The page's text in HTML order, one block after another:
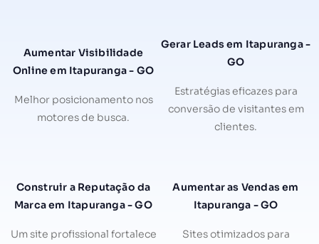
Aumentar Visibilidade
Online em Itapuranga - GO
Melhor posicionamento nos
motores de busca.
Gerar Leads em Itapuranga -
GO
Estratégias eficazes para
conversão de visitantes em
clientes.
Construir a Reputação da
Marca em Itapuranga - GO
Um site profissional fortalece
Aumentar as Vendas em
Itapuranga - GO
Sites otimizados para